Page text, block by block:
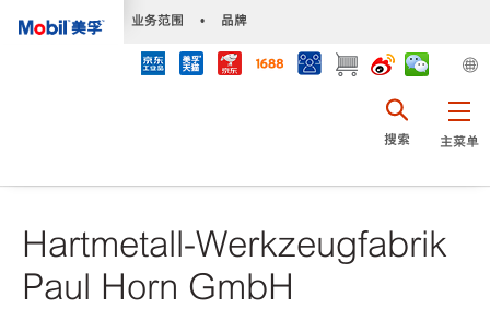
业务范围 • 品牌
主菜单
搜索
Hartmetall-Werkzeugfabrik
Paul Horn GmbH